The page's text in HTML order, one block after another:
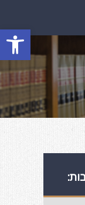
פתח